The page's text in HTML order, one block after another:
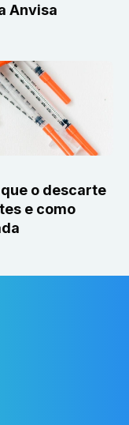
Anvisa
o descarte
e como